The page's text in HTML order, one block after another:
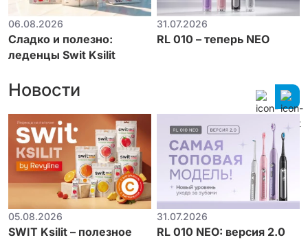
06.08.2026
Сладко и полезно:
леденцы Swit Ksilit
31.07.2026
RL 010 – теперь NEO
Новости
05.08.2026
SWIT Ksilit – полезное
31.07.2026
RL 010 NEO: версия 2.0